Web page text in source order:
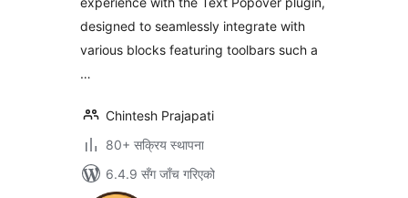
designed to seamlessly integrate with
various blocks featuring toolbars such a
…
Chintesh Prajapati
80+ सक्रिय स्थापना
6.4.9 सँग जाँच गरिएको